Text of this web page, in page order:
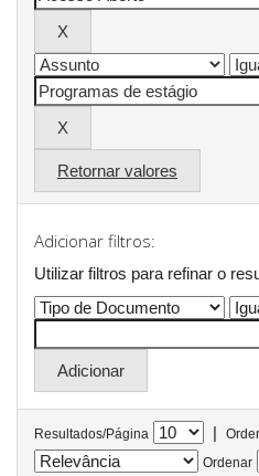
Retornar valores
Adicionar filtros:
Utilizar filtros para refinar o
Resultados/Página |
Ordenar